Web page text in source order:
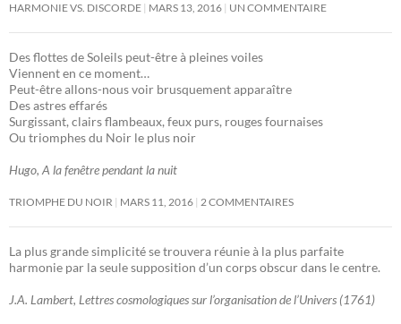
HARMONIE VS. DISCORDE MARS 13, 2016 UN COMMENTAIRE
Des flottes de Soleils peut-être à pleines voiles
Viennent en ce moment…
Peut-être allons-nous voir brusquement apparaître
Des astres effarés
Surgissant, clairs flambeaux, feux purs, rouges fournaises
Ou triomphes du Noir le plus noir
Hugo, A la fenêtre pendant la nuit
TRIOMPHE DU NOIR MARS 11, 2016 2 COMMENTAIRES
La plus grande simplicité se trouvera réunie à la plus parfaite
harmonie par la seule supposition d’un corps obscur dans le centre.
J.A. Lambert, Lettres cosmologiques sur l’organisation de l’Univers (1761)